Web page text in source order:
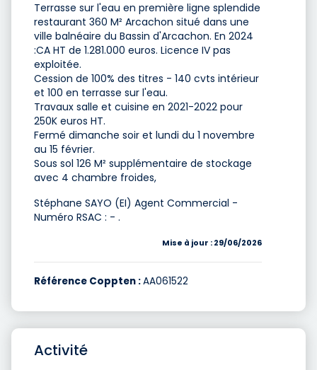
Terrasse sur l'eau en première ligne splendide
restaurant 360 M² Arcachon situé dans une
ville balnéaire du Bassin d'Arcachon. En 2024
:CA HT de 1.281.000 euros. Licence IV pas
exploitée.
Cession de 100% des titres - 140 cvts intérieur
et 100 en terrasse sur l'eau.
Travaux salle et cuisine en 2021-2022 pour
250K euros HT.
Fermé dimanche soir et lundi du 1 novembre
au 15 février.
Sous sol 126 M² supplémentaire de stockage
avec 4 chambre froides,
Stéphane SAYO (EI) Agent Commercial -
Numéro RSAC : - .
Mise à jour : 29/06/2026
Référence Coppten :AA061522
Activité